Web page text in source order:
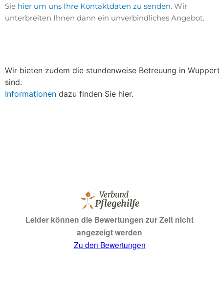
Sie hier um uns Ihre Kontaktdaten zu senden. Wir
unterbreiten Ihnen dann ein unverbindliches Angebot.
Wir bieten zudem die stundenweise Betreuung in
sind.
Informationen dazu finden Sie hier.